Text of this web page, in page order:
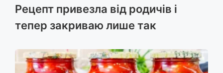
Рецепт привезла від родичів і
тепер закриваю лише так